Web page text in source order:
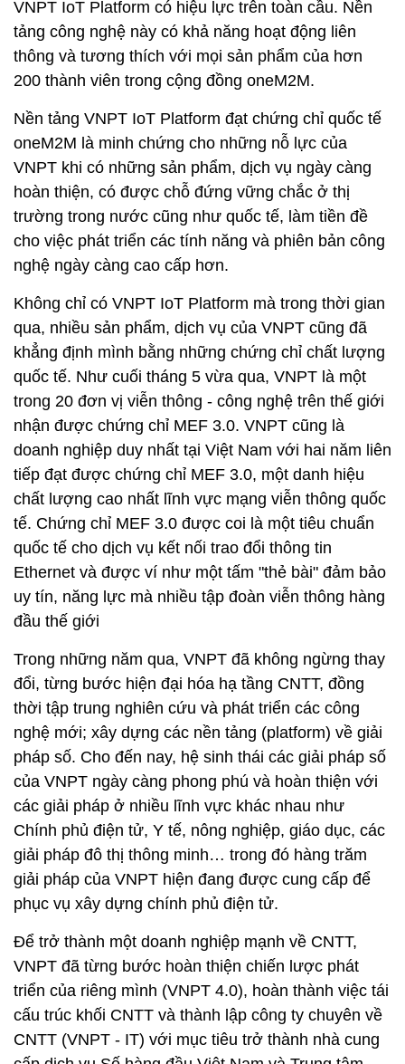
VNPT IoT Platform có hiệu lực trên toàn cầu. Nền
tảng công nghệ này có khả năng hoạt động liên
thông và tương thích với mọi sản phẩm của hơn
200 thành viên trong cộng đồng oneM2M.
Nền tảng VNPT IoT Platform đạt chứng chỉ quốc tế
oneM2M là minh chứng cho những nỗ lực của
VNPT khi có những sản phẩm, dịch vụ ngày càng
hoàn thiện, có được chỗ đứng vững chắc ở thị
trường trong nước cũng như quốc tế, làm tiền đề
cho việc phát triển các tính năng và phiên bản công
nghệ ngày càng cao cấp hơn.
Không chỉ có VNPT IoT Platform mà trong thời gian
qua, nhiều sản phẩm, dịch vụ của VNPT cũng đã
khẳng định mình bằng những chứng chỉ chất lượng
quốc tế. Như cuối tháng 5 vừa qua, VNPT là một
trong 20 đơn vị viễn thông - công nghệ trên thế giới
nhận được chứng chỉ MEF 3.0. VNPT cũng là
doanh nghiệp duy nhất tại Việt Nam với hai năm liên
tiếp đạt được chứng chỉ MEF 3.0, một danh hiệu
chất lượng cao nhất lĩnh vực mạng viễn thông quốc
tế. Chứng chỉ MEF 3.0 được coi là một tiêu chuẩn
quốc tế cho dịch vụ kết nối trao đổi thông tin
Ethernet và được ví như một tấm "thẻ bài" đảm bảo
uy tín, năng lực mà nhiều tập đoàn viễn thông hàng
đầu thế giới
Trong những năm qua, VNPT đã không ngừng thay
đổi, từng bước hiện đại hóa hạ tầng CNTT, đồng
thời tập trung nghiên cứu và phát triển các công
nghệ mới; xây dựng các nền tảng (platform) về giải
pháp số. Cho đến nay, hệ sinh thái các giải pháp số
của VNPT ngày càng phong phú và hoàn thiện với
các giải pháp ở nhiều lĩnh vực khác nhau như
Chính phủ điện tử, Y tế, nông nghiệp, giáo dục, các
giải pháp đô thị thông minh… trong đó hàng trăm
giải pháp của VNPT hiện đang được cung cấp để
phục vụ xây dựng chính phủ điện tử.
Để trở thành một doanh nghiệp mạnh về CNTT,
VNPT đã từng bước hoàn thiện chiến lược phát
triển của riêng mình (VNPT 4.0), hoàn thành việc tái
cấu trúc khối CNTT và thành lập công ty chuyên về
CNTT (VNPT - IT) với mục tiêu trở thành nhà cung